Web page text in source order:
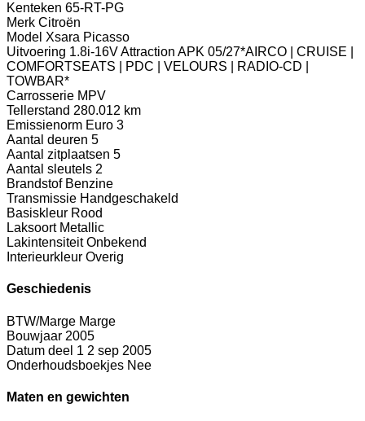
Kenteken 65-RT-PG
Merk Citroën
Model Xsara Picasso
Uitvoering 1.8i-16V Attraction APK 05/27*AIRCO | CRUISE |
COMFORTSEATS | PDC | VELOURS | RADIO-CD |
TOWBAR*
Carrosserie MPV
Tellerstand 280.012 km
Emissienorm Euro 3
Aantal deuren 5
Aantal zitplaatsen 5
Aantal sleutels 2
Brandstof Benzine
Transmissie Handgeschakeld
Basiskleur Rood
Laksoort Metallic
Lakintensiteit Onbekend
Interieurkleur Overig
Geschiedenis
BTW/Marge Marge
Bouwjaar 2005
Datum deel 1 2 sep 2005
Onderhoudsboekjes Nee
Maten en gewichten